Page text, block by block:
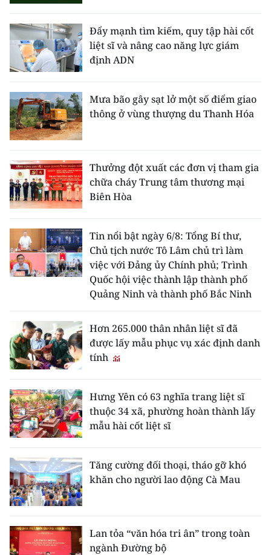
Đẩy mạnh tìm kiếm, quy tập hài cốt
liệt sĩ và nâng cao năng lực giám
định ADN
Mưa bão gây sạt lở một số điểm giao
thông ở vùng thượng du Thanh Hóa
Thưởng đột xuất các đơn vị tham gia
chữa cháy Trung tâm thương mại
Biên Hòa
Tin nổi bật ngày 6/8: Tổng Bí thư,
Chủ tịch nước Tô Lâm chủ trì làm
việc với Đảng ủy Chính phủ; Trình
Quốc hội việc thành lập thành phố
Quảng Ninh và thành phố Bắc Ninh
Hơn 265.000 thân nhân liệt sĩ đã
được lấy mẫu phục vụ xác định danh
tính
Hưng Yên có 63 nghĩa trang liệt sĩ
thuộc 34 xã, phường hoàn thành lấy
mẫu hài cốt liệt sĩ
Tăng cường đối thoại, tháo gỡ khó
khăn cho người lao động Cà Mau
Lan tỏa “văn hóa tri ân” trong toàn
ngành Đường bộ